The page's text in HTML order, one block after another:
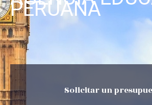
PERUANA
Solicitar un